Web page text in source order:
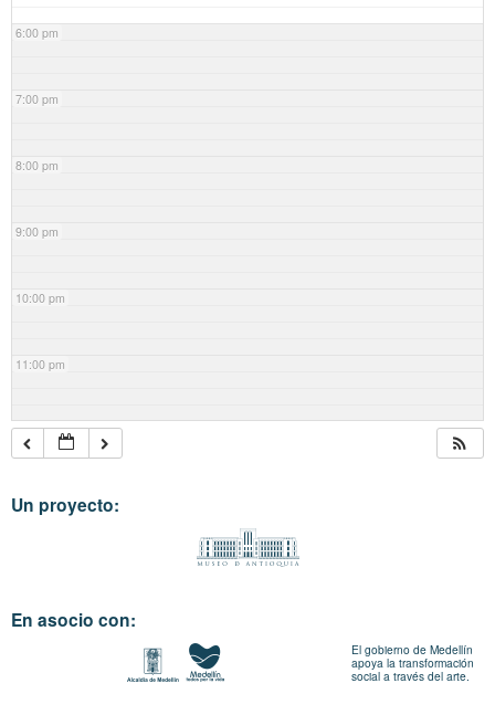
6:00 pm
7:00 pm
8:00 pm
9:00 pm
10:00 pm
11:00 pm
Un proyecto:
En asocio con:
El gobierno de Medellín
apoya la transformación
social a través del arte.